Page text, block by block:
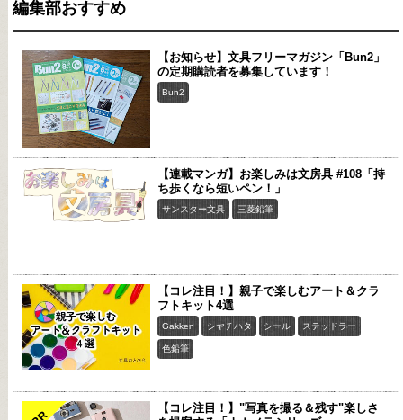
編集部おすすめ
【お知らせ】文具フリーマガジン「Bun2」
の定期購読者を募集しています！
Bun2
【連載マンガ】お楽しみは文房具 #108「持
ち歩くなら短いペン！」
サンスター文具 三菱鉛筆
【コレ注目！】親子で楽しむアート＆クラ
フトキット4選
Gakken シヤチハタ シール ステッドラー
色鉛筆
【コレ注目！】"写真を撮る＆残す"楽しさ